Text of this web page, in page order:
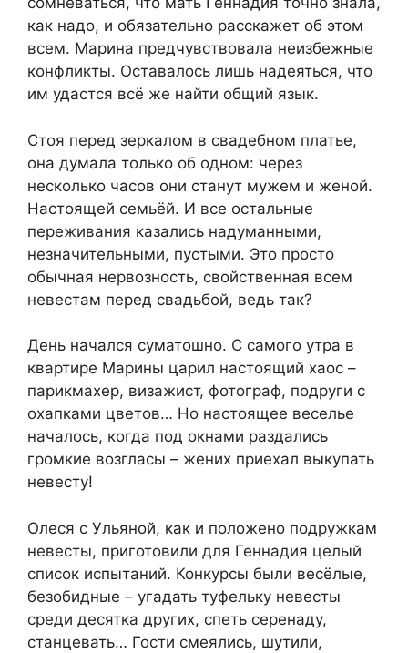
как надо, и обязательно расскажет об этом
всем. Марина предчувствовала неизбежные
конфликты. Оставалось лишь надеяться, что
им удастся всё же найти общий язык.
Стоя перед зеркалом в свадебном платье,
она думала только об одном: через
несколько часов они станут мужем и женой.
Настоящей семьёй. И все остальные
переживания казались надуманными,
незначительными, пустыми. Это просто
обычная нервозность, свойственная всем
невестам перед свадьбой, ведь так?
День начался суматошно. С самого утра в
квартире Марины царил настоящий хаос –
парикмахер, визажист, фотограф, подруги с
охапками цветов… Но настоящее веселье
началось, когда под окнами раздались
громкие возгласы – жених приехал выкупать
невесту!
Олеся с Ульяной, как и положено подружкам
невесты, приготовили для Геннадия целый
список испытаний. Конкурсы были весёлые,
безобидные – угадать туфельку невесты
среди десятка других, спеть серенаду,
станцевать… Гости смеялись, шутили,